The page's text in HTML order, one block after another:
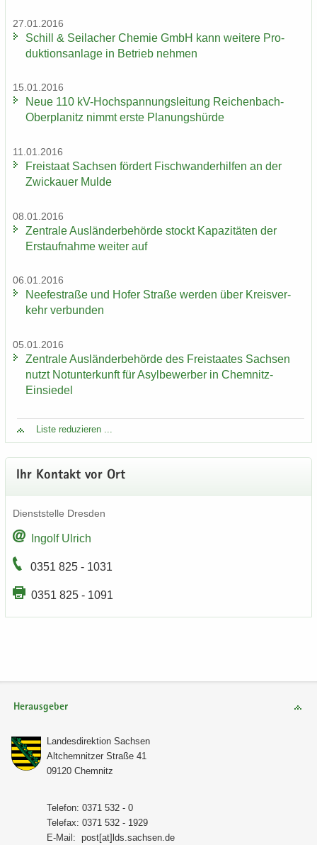
27.01.2016
Schill & Seil­a­cher Che­mie GmbH kann wei­te­re Pro­
duk­ti­ons­an­la­ge in Be­trieb neh­men
15.01.2016
Neue 110 kV-​Hochspannungsleitung Reichenbach-​
Oberplanitz nimmt erste Pla­nungs­hür­de
11.01.2016
Frei­staat Sach­sen för­dert Fisch­wan­der­hil­fen an der
Zwi­ckau­er Mulde
08.01.2016
Zen­tra­le Aus­län­der­be­hör­de stockt Ka­pa­zi­tä­ten der
Erst­auf­nah­me wei­ter auf
06.01.2016
Nee­fe­st­ra­ße und Hofer Stra­ße wer­den über Kreis­ver­
kehr ver­bun­den
05.01.2016
Zen­tra­le Aus­län­der­be­hör­de des Frei­staa­tes Sach­sen
nutzt Not­un­ter­kunft für Asyl­be­wer­ber in Chemnitz-​
Einsiedel
Liste re­du­zie­ren ...
Ihr Kon­takt vor Ort
Dienst­stel­le Dres­den
In­golf Ul­rich
0351 825 - 1031
0351 825 - 1091
Herausgeber
Lan­des­di­rek­ti­on Sach­sen
Alt­chem­nit­zer Stra­ße 41
09120 Chem­nitz
Te­le­fon: 0371 532 - 0
Te­le­fax: 0371 532 - 1929
E-​Mail: post[at]lds.sach­sen.de